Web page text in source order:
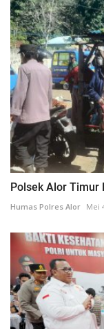
Polsek Alor Timur
Humas Polres Alor Mei